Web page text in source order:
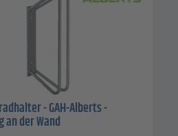
- GAH-Alberts -
der Wand